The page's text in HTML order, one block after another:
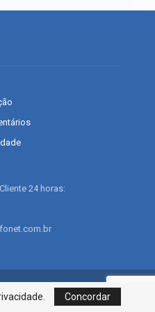
24 horas:
030, Fone: 79.2106.8000 - CI
Centro de Informações LTDA
Concordar